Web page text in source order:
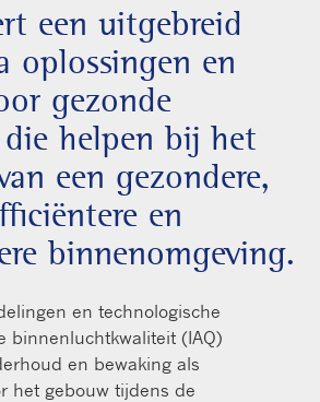
een uitgebreid
oplossingen en
gezonde
helpen bij het
een gezondere,
en
binnenomgeving.
en technologische
binnenluchtkwaliteit (IAQ)
en bewaking als
het gebouw tijdens de